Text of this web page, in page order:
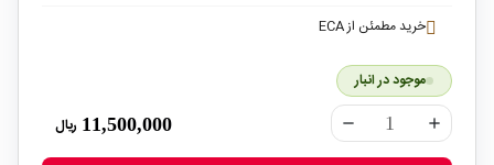
خرید مطمئن از ECA
موجود در انبار
remove add
11,500,000 ریال